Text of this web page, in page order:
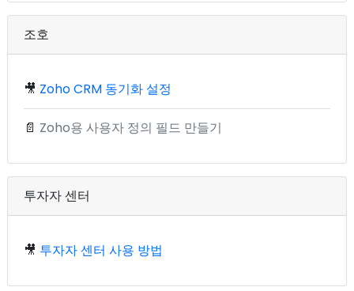
조호
🎥 Zoho CRM 동기화 설정
📄 Zoho용 사용자 정의 필드 만들기
투자자 센터
🎥 투자자 센터 사용 방법